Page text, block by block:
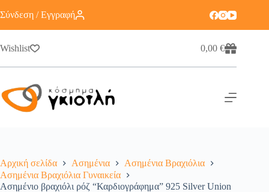
Σύνδεση / Εγγραφή
Wishlist 0,00€
Αρχική σελίδα Ασημένια
Ασημένια Βραχιόλια
Ασημένια Βραχιόλια Γυναικεία
Ασημένιο βραχιόλι ρόζ “Καρδιογράφημα” 925 Silver Union